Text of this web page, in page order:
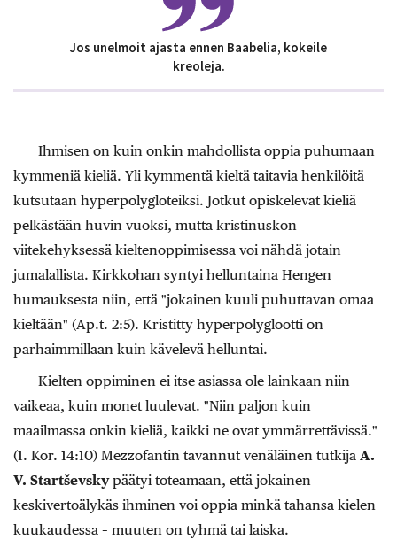
Jos unelmoit ajasta ennen Baabelia, kokeile
kreoleja.
Ihmisen on kuin onkin mahdollista oppia puhumaan
kymmeniä kieliä. Yli kymmentä kieltä taitavia henkilöitä
kutsutaan hyperpolygloteiksi. Jotkut opiskelevat kieliä
pelkästään huvin vuoksi, mutta kristinuskon
viitekehyksessä kieltenoppimisessa voi nähdä jotain
jumalallista. Kirkkohan syntyi helluntaina Hengen
humauksesta niin, että "jokainen kuuli puhuttavan omaa
kieltään" (Ap.t. 2:5). Kristitty hyperpolyglootti on
parhaimmillaan kuin kävelevä helluntai.
Kielten oppiminen ei itse asiassa ole lainkaan niin
vaikeaa, kuin monet luulevat. "Niin paljon kuin
maailmassa onkin kieliä, kaikki ne ovat ymmärrettävissä."
(1. Kor. 14:10) Mezzofantin tavannut venäläinen tutkija A.
V. Startševskypäätyi toteamaan, että jokainen
keskivertoälykäs ihminen voi oppia minkä tahansa kielen
kuukaudessa – muuten on tyhmä tai laiska.